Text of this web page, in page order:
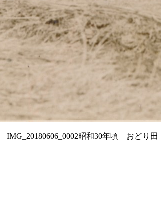
IMG_20180606_0002昭和30年頃 おどり